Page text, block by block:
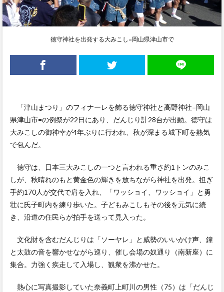
徳守神社を出発する大みこし=岡山県津山市で
「津山まつり」のフィナーレを飾る徳守神社と高野神社=岡山
県津山市=の例祭が22日にあり、だんじり計28台が出動。徳守は
大みこしの御神幸が4年ぶりに行われ、秋が深まる城下町を熱気
で包んだ。
徳守は、日本三大みこしの一つと言われる重さ約1トンのみこ
しが、秋晴れのもと黄金色の輝きを放ちながら神社を出発。担ぎ
手約170人が交代で肩を入れ、「ワッショイ、ワッショイ」と勇
壮に氏子町内を練り歩いた。子どもみこしもその後を元気に続
き、沿道の住民らが拍手を送って見入った。
文化財を含むだんじりは「ソーヤレ」と威勢のいいかけ声、鐘
と太鼓の音を響かせながら巡り、催し会場の奴通り（南新座）に
集合。力強く疾走して入場し、観衆を沸かせた。
熱心に写真撮影していた奈義町上町川の男性（75）は「だんじ